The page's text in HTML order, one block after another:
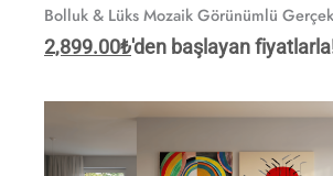
Bolluk & Lüks Mozaik Görünümlü
2,899.00₺'den başlayan